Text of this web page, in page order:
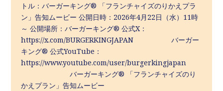
トル：バーガーキング® 「フランチャイズのりかえプラ
ン」告知ムービー 公開日時：2026年4月22日（水）11時
～ 公開場所：バーガーキング® 公式X：
https://x.com/BURGERKINGJAPAN バーガー
キング® 公式YouTube：
https://www.youtube.com/user/burgerkingjapan
バーガーキング® 「フランチャイズのり
かえプラン」告知ムービー